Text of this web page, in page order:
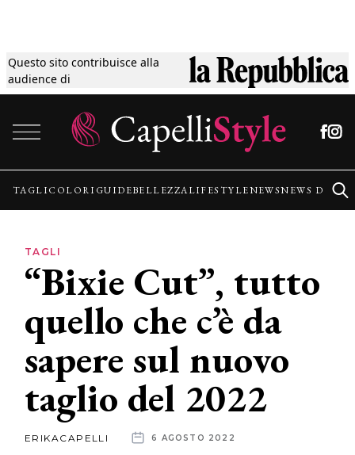
Questo sito contribuisce alla
audience di
Tagli
Colori
Guide
Lifestyle
News
News
dalle
TAGLICOLORI GUIDEBELLEZZALIFESTYLENEWSNEWS
TAGLI
“Bixie Cut”, tutto
quello che c’è da
sapere sul nuovo
taglio del 2022
ERIKACAPELLI 6 AGOSTO 2022